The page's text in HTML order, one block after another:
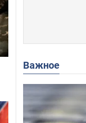
Важное